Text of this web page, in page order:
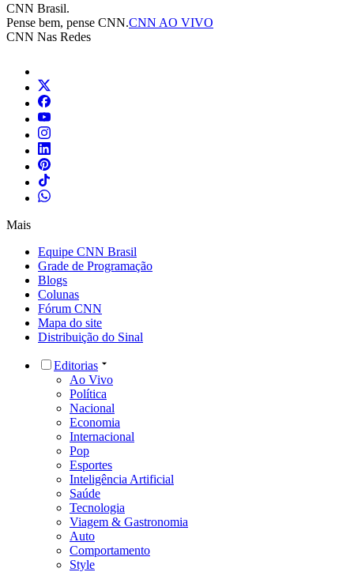
CNN Brasil.
Pense bem, pense CNN.CNN AO VIVO
CNN Nas Redes
Mais
Equipe CNN Brasil
Grade de Programação
Blogs
Colunas
Fórum CNN
Mapa do site
Distribuição do Sinal
Editorias
Ao Vivo
Política
Nacional
Economia
Internacional
Pop
Esportes
Inteligência Artificial
Saúde
Tecnologia
Viagem & Gastronomia
Auto
Comportamento
Style